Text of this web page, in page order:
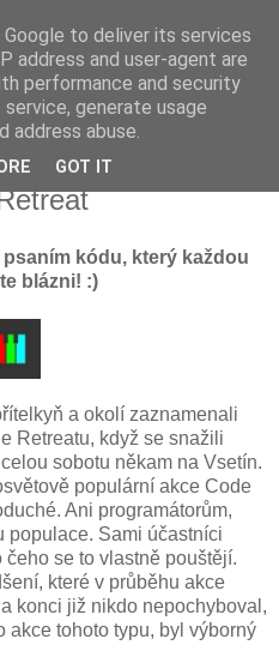
...
kódu, který každou
blázni! :)
a okolí zaznamenali
Retreatu, když se snažili
sobotu někam na Vsetín.
populární akce Code
Ani programátorům,
populace. Sami účastníci
se to vlastně pouštějí.
které v průběhu akce
konci již nikdo nepochyboval,
akce tohoto typu, byl výborný
to deliver its services
address and user-agent are
performance and security
generate usage
abuse.
GOT IT